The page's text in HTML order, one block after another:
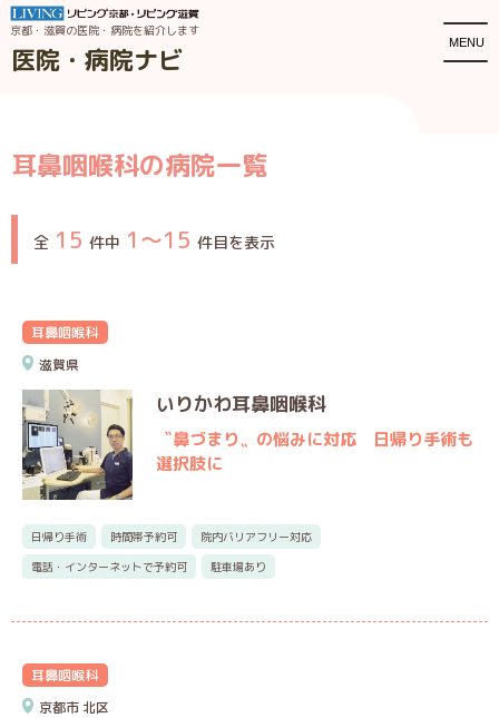
京都・滋賀の医院・病院を紹介します
医院・病院ナビ
MENU
耳鼻咽喉科の病院一覧
全 15 件中 1〜15 件目を表示
耳鼻咽喉科
滋賀県
いりかわ耳鼻咽喉科
〝鼻づまり〟の悩みに対応 日帰り手術も
選択肢に
日帰り手術 時間帯予約可
院内バリアフリー対応
電話・インターネットで予約可
駐車場あり
耳鼻咽喉科
京都市 北区